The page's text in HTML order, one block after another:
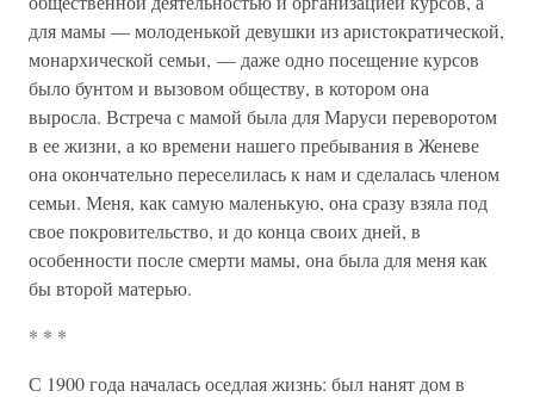
для мамы — молоденькой девушки из аристократической,
монархической семьи, — даже одно посещение курсов
было бунтом и вызовом обществу, в котором она
выросла. Встреча с мамой была для Маруси переворотом
в ее жизни, а ко времени нашего пребывания в Женеве
она окончательно переселилась к нам и сделалась членом
семьи. Меня, как самую маленькую, она сразу взяла под
свое покровительство, и до конца своих дней, в
особенности после смерти мамы, она была для меня как
бы второй матерью.
* * *
С 1900 года началась оседлая жизнь: был нанят дом в